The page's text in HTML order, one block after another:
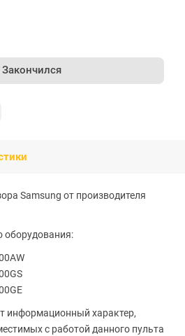
Закончился
Samsung от производителя
оборудования:
информационный характер,
с работой данного пульта